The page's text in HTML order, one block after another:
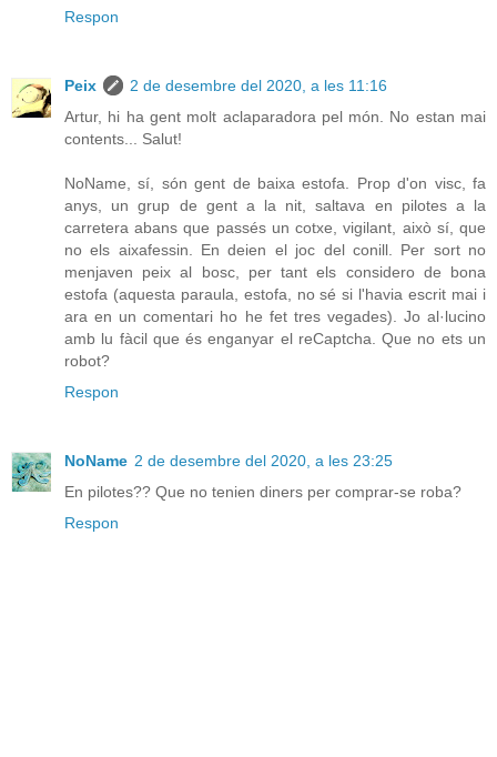
Respon
Peix
2 de desembre del 2020, a les 11:16
Artur, hi ha gent molt aclaparadora pel món. No estan mai
contents... Salut!
NoName, sí, són gent de baixa estofa. Prop d'on visc, fa
anys, un grup de gent a la nit, saltava en pilotes a la
carretera abans que passés un cotxe, vigilant, això sí, que
no els aixafessin. En deien el joc del conill. Per sort no
menjaven peix al bosc, per tant els considero de bona
estofa (aquesta paraula, estofa, no sé si l'havia escrit mai i
ara en un comentari ho he fet tres vegades). Jo al·lucino
amb lu fàcil que és enganyar el reCaptcha. Que no ets un
robot?
Respon
NoName 2 de desembre del 2020, a les 23:25
En pilotes?? Que no tenien diners per comprar-se roba?
Respon